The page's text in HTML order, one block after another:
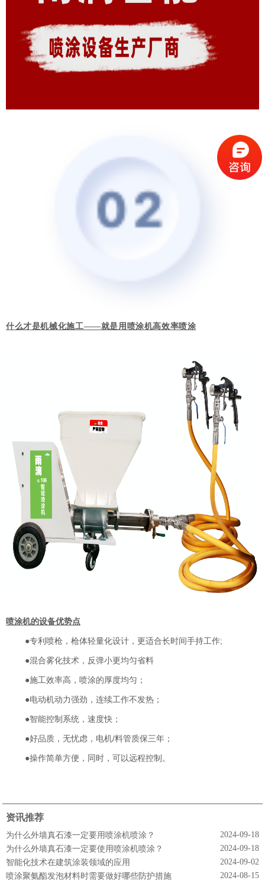
什么才是机械化施工——就是用喷涂机高效率喷涂
喷涂机的设备优势点
●专利喷枪，枪体轻量化设计，更适合长时间手持工作;
●混合雾化技术，反弹小更均匀省料
●施工效率高，喷涂的厚度均匀；
●电动机动力强劲，连续工作不发热；
●智能控制系统，速度快；
●好品质，无忧虑，电机/料管质保三年；
●操作简单方便，同时，可以远程控制。
资讯推荐
为什么外墙真石漆一定要用喷涂机喷涂？
2024-09-18
为什么外墙真石漆一定要使用喷涂机喷涂？
2024-09-18
智能化技术在建筑涂装领域的应用
2024-09-02
喷涂聚氨酯发泡材料时需要做好哪些防护措施
2024-08-15